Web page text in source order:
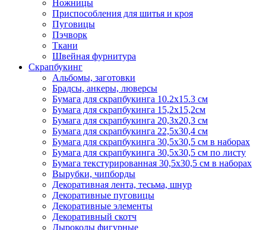
Ножницы
Приспособления для шитья и кроя
Пуговицы
Пэчворк
Ткани
Швейная фурнитура
Скрапбукинг
Альбомы, заготовки
Брадсы, анкеры, люверсы
Бумага для скрапбукинга 10.2х15.3 см
Бумага для скрапбукинга 15,2х15,2см
Бумага для скрапбукинга 20,3х20,3 см
Бумага для скрапбукинга 22,5х30,4 см
Бумага для скрапбукинга 30,5х30,5 см в наборах
Бумага для скрапбукинга 30,5х30,5 см по листу
Бумага текстурированная 30,5х30,5 см в наборах
Вырубки, чипборды
Декоративная лента, тесьма, шнур
Декоративные пуговицы
Декоративные элементы
Декоративный скотч
Дыроколы фигурные